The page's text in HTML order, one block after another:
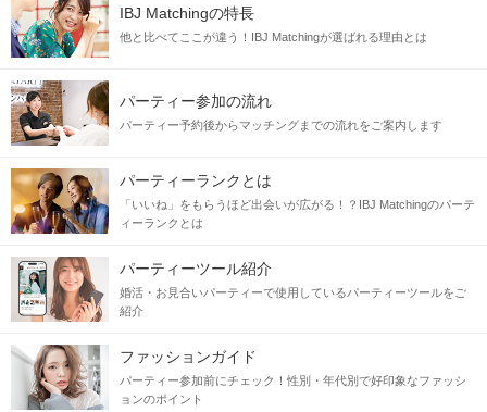
IBJ Matchingの特長
他と比べてここが違う！IBJ Matchingが選ばれる理由とは
パーティー参加の流れ
パーティー予約後からマッチングまでの流れをご案内します
パーティーランクとは
「いいね」をもらうほど出会いが広がる！？IBJ Matchingのパーテ
ィーランクとは
パーティーツール紹介
婚活・お見合いパーティーで使用しているパーティーツールをご
紹介
ファッションガイド
パーティー参加前にチェック！性別・年代別で好印象なファッシ
ョンのポイント